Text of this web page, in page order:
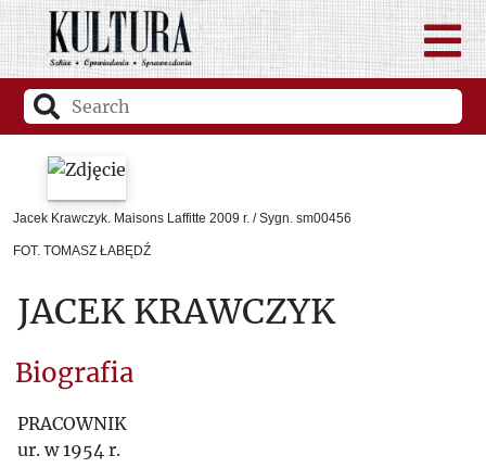
Jacek Krawczyk. Maisons Laffitte 2009 r. / Sygn. sm00456
FOT. TOMASZ ŁABĘDŹ
JACEK KRAWCZYK
Biografia
PRACOWNIK
ur. w 1954 r.